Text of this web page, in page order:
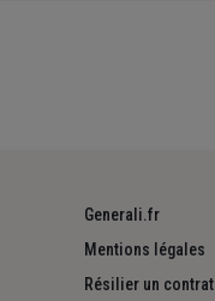
Generali.fr
Mentions légales
Résilier un contrat